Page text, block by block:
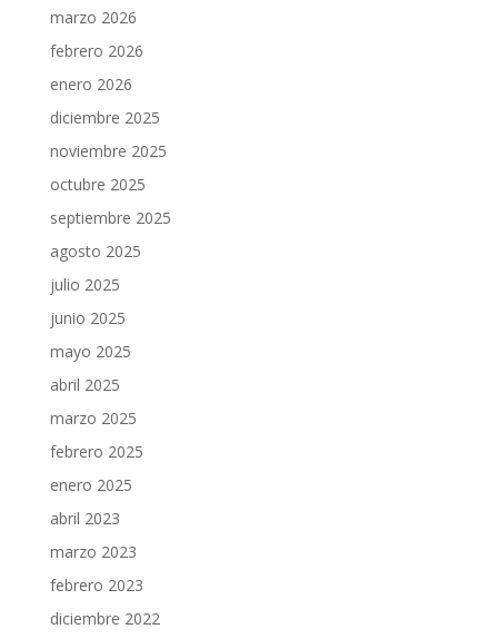
marzo 2026
febrero 2026
enero 2026
diciembre 2025
noviembre 2025
octubre 2025
septiembre 2025
agosto 2025
julio 2025
junio 2025
mayo 2025
abril 2025
marzo 2025
febrero 2025
enero 2025
abril 2023
marzo 2023
febrero 2023
diciembre 2022